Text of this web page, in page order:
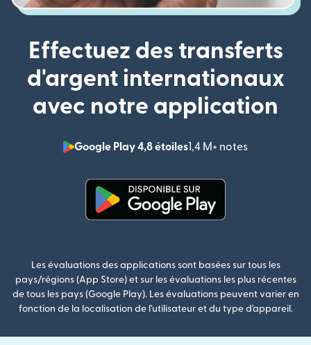
Effectuez des transferts
d'argent internationaux
avec notre application
Google Play 4,8 étoiles1,4 M+ notes
Les évaluations des applications sont basées sur tous les
pays/régions (App Store) et sur les évaluations les plus récentes
de tous les pays (Google Play). Les évaluations peuvent varier en
fonction de la localisation de l'utilisateur et du type d'appareil.